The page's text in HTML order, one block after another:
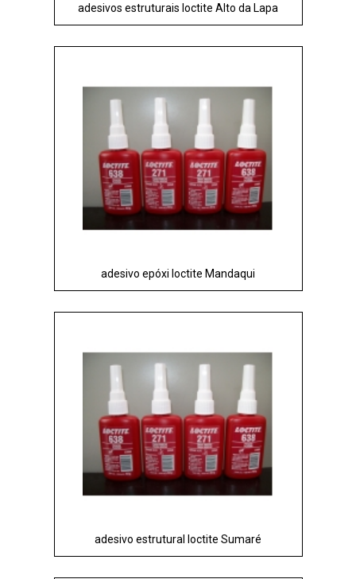
adesivos estruturais loctite Alto da Lapa
adesivo epóxi loctite Mandaqui
adesivo estrutural loctite Sumaré